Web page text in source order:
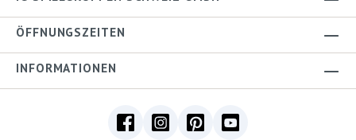
ÖFFNUNGSZEITEN
INFORMATIONEN